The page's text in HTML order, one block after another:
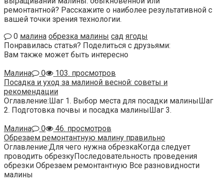
ремонтантной? Расскажите о наиболее результативной с
вашей точки зрения технологии.
0 малина обрезка малины сад ягоды
Понравилась статья? Поделиться с друзьями:
Вам также может быть интересно
Малина
0
103. просмотров
Посадка и уход за малиной весной: советы и
рекомендации
Оглавление:Шаг 1. Выбор места для посадки малиныШаг
2. Подготовка почвы и посадка малиныШаг 3.
Малина
0
46. просмотров
Обрезаем ремонтантную малину правильно
Оглавление:Для чего нужна обрезкаКогда следует
проводить обрезкуПоследовательность проведения
обрезки Обрезаем ремонтантную Все разновидности
малины